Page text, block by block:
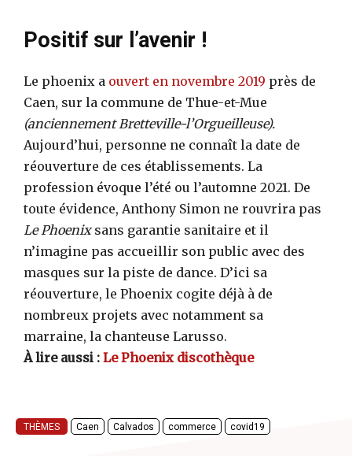
Positif sur l’avenir !
Le phoenix a ouvert en novembre 2019 près de
Caen, sur la commune de Thue-et-Mue
(anciennement Bretteville-l’Orgueilleuse).
Aujourd’hui, personne ne connaît la date de
réouverture de ces établissements. La
profession évoque l’été ou l’automne 2021. De
toute évidence, Anthony Simon ne rouvrira pas
Le Phoenixsans garantie sanitaire et il
n’imagine pas accueillir son public avec des
masques sur la piste de dance. D’ici sa
réouverture, le Phoenix cogite déjà à de
nombreux projets avec notamment sa
marraine, la chanteuse Larusso.
À lire aussi : Le Phoenix discothèque
THÈMES Caen Calvados commerce covid19